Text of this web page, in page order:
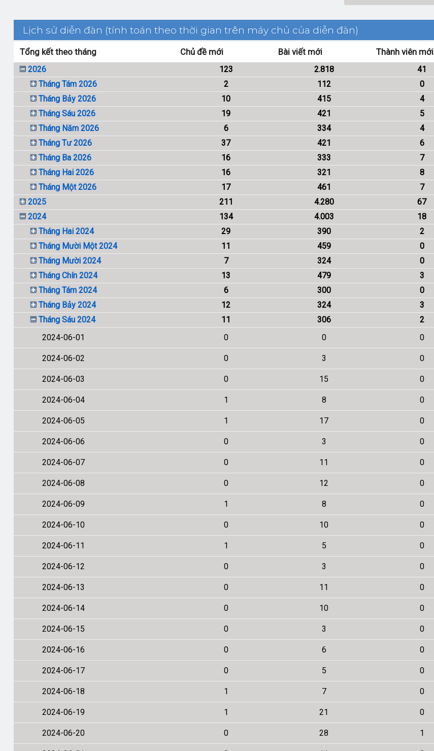
Lịch sử diễn đàn (tính toán theo thời gian trên máy chủ của diễn đàn)
Tổng kết theo tháng Chủ đề mới Bài viết mới Thành viên mới
2026 123 2.818 41
Tháng Tám 2026
2 112 0
Tháng Bảy 2026
10 415 4
Tháng Sáu 2026
19 421 5
Tháng Năm 2026
6 334 4
Tháng Tư 2026
37 421 6
Tháng Ba 2026
16 333 7
Tháng Hai 2026
16 321 8
Tháng Một 2026
17 461 7
2025
211 4.280 67
2024
134 4.003 18
Tháng Hai 2024
29 390 2
Tháng Mười Một 2024
11 459 0
Tháng Mười 2024
7 324 0
Tháng Chín 2024
13 479 3
Tháng Tám 2024
6 300 0
Tháng Bảy 2024
12 324 3
Tháng Sáu 2024
11 306 2
2024-06-01
0 0 0
2024-06-02 0 3 0
2024-06-03 0 15 0
2024-06-04 1 8 0
2024-06-05 1 17 0
2024-06-06 0 3 0
2024-06-07 0 11 0
2024-06-08 0 12 0
2024-06-09 1 8 0
2024-06-10 0 10 0
2024-06-11 1 5 0
2024-06-12 0 3 0
2024-06-13 0 11 0
2024-06-14 0 10 0
2024-06-15 0 3 0
2024-06-16 0 6 0
2024-06-17 0 5 0
2024-06-18 1 7 0
2024-06-19 1 21 0
2024-06-20 0 28 1